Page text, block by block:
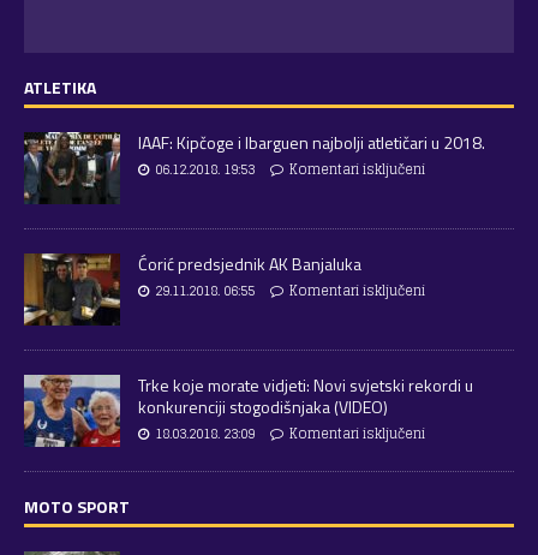
ATLETIKA
IAAF: Kipčoge i Ibarguen najbolji atletičari u 2018.
06.12.2018. 19:53 Komentari isključeni
Ćorić predsjednik AK Banjaluka
29.11.2018. 06:55 Komentari isključeni
Trke koje morate vidjeti: Novi svjetski rekordi u
konkurenciji stogodišnjaka (VIDEO)
18.03.2018. 23:09 Komentari isključeni
MOTO SPORT